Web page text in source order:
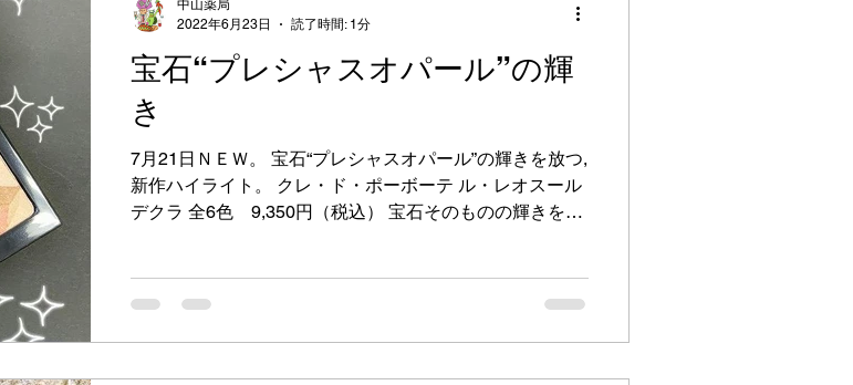
宝石“プレシャスオパール”の輝
き
7月21日ＮＥＷ。 宝石“プレシャスオパール”の輝きを放つ,
新作ハイライト。 クレ・ド・ポーボーテ ル・レオスール
デクラ 全6色 9,350円（税込） 宝石そのものの輝きを宿
中山薬局
2022年6月23日
読了時間: 1分